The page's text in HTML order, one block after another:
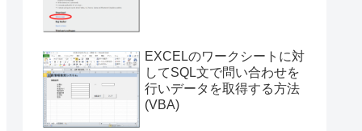
EXCELのワークシートに対
してSQL文で問い合わせを
行いデータを取得する方法
(VBA)